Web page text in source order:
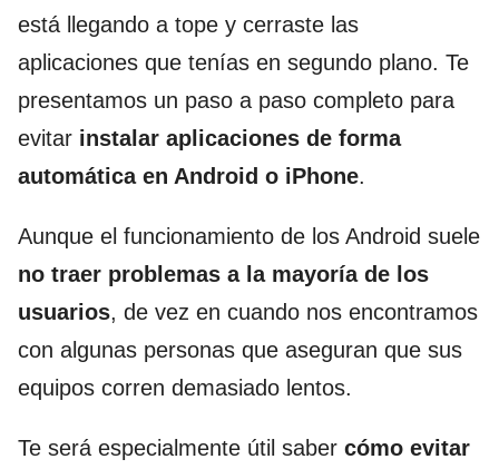
está llegando a tope y cerraste las
aplicaciones que tenías en segundo plano. Te
presentamos un paso a paso completo para
evitar instalar aplicaciones de forma
automática en Android o iPhone.
Aunque el funcionamiento de los Android suele
no traer problemas a la mayoría de los
usuarios, de vez en cuando nos encontramos
con algunas personas que aseguran que sus
equipos corren demasiado lentos.
Te será especialmente útil saber cómo evitar